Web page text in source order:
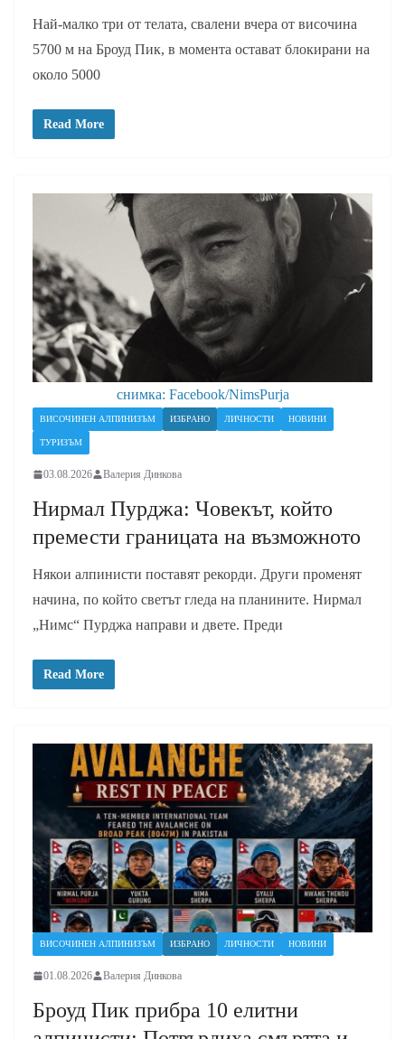
Най-малко три от телата, свалени вчера от височина
5700 м на Броуд Пик, в момента остават блокирани на
около 5000
Read More
снимка: Facebook/NimsPurja
ВИСОЧИНЕН АЛПИНИЗЪМ ИЗБРАНО ЛИЧНОСТИ НОВИНИ
ТУРИЗЪМ
03.08.2026 Валерия Динкова
Нирмал Пурджа: Човекът, който
премести границата на възможното
Някои алпинисти поставят рекорди. Други променят
начина, по който светът гледа на планините. Нирмал
„Нимс“ Пурджа направи и двете. Преди
Read More
ВИСОЧИНЕН АЛПИНИЗЪМ ИЗБРАНО ЛИЧНОСТИ НОВИНИ
01.08.2026 Валерия Динкова
Броуд Пик прибра 10 елитни